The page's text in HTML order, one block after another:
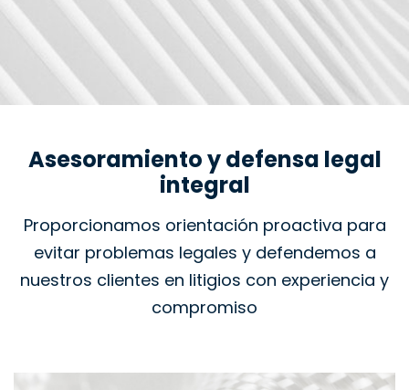
Asesoramiento y defensa legal
integral
Proporcionamos orientación proactiva para
evitar problemas legales y defendemos a
nuestros clientes en litigios con experiencia y
compromiso